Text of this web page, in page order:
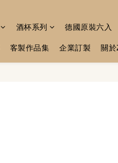
酒杯系列 德國原裝六入
客製作品集 企業訂製 關